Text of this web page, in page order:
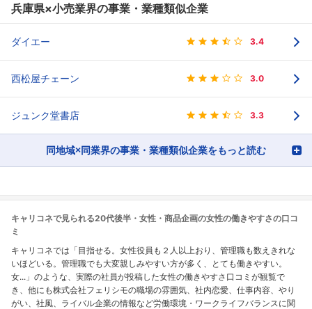
兵庫県×小売業界の事業・業種類似企業
ダイエー 3.4
西松屋チェーン 3.0
ジュンク堂書店 3.3
同地域×同業界の事業・業種類似企業をもっと読む
キャリコネで見られる20代後半・女性・商品企画の女性の働きやすさの口コ
ミ
キャリコネでは「目指せる。女性役員も２人以上おり、管理職も数えきれな
いほどいる。管理職でも大変親しみやすい方が多く、とても働きやすい。
女...」のような、実際の社員が投稿した女性の働きやすさ口コミが観覧で
き、他にも株式会社フェリシモの職場の雰囲気、社内恋愛、仕事内容、やり
がい、社風、ライバル企業の情報など労働環境・ワークライフバランスに関